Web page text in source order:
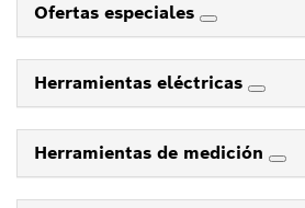
Ofertas especiales
Herramientas eléctricas
Herramientas de medición